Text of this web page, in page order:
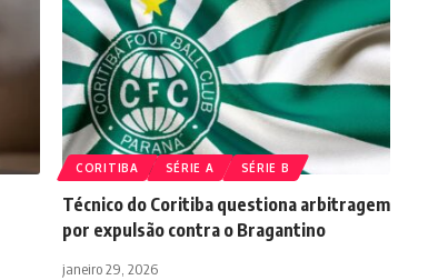
CORITIBA SÉRIE A SÉRIE B
Técnico do Coritiba questiona arbitragem
por expulsão contra o Bragantino
janeiro 29, 2026